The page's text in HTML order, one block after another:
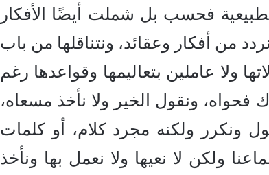
فحسب بل شملت أيضًا الأفكار
من أفكار وعقائد، ونتناقلها من باب
ولا عاملين بتعاليمها وقواعدها رغم
فحواه، ونقول الخير ولا نأخذ مسعاه،
ونكرر ولكنه مجرد كلام، أو كلمات
ولكن لا نعيها ولا نعمل بها ونأخذ